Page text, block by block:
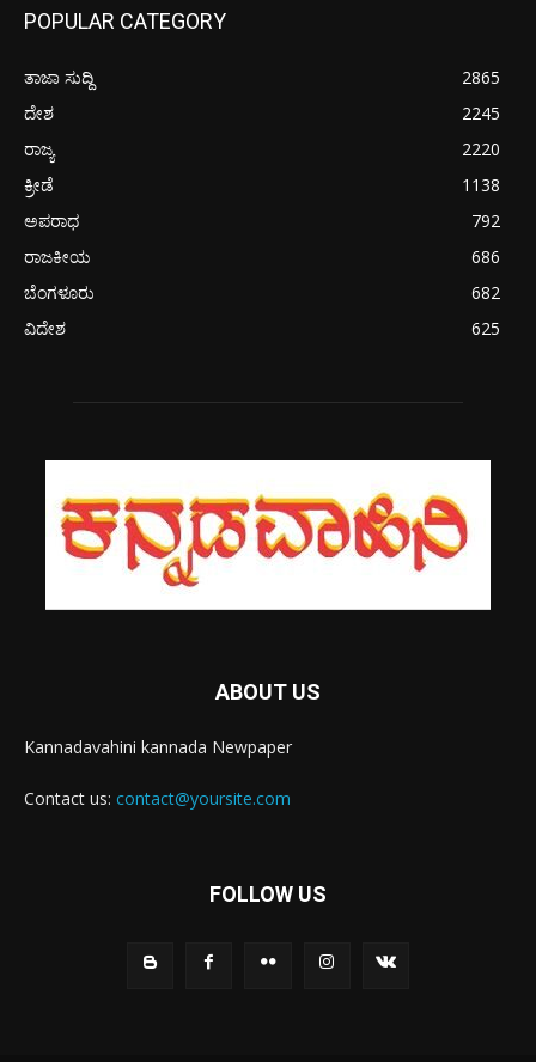
POPULAR CATEGORY
ತಾಜಾ ಸುದ್ದಿ
2865
ದೇಶ
2245
ರಾಜ್ಯ
2220
ಕ್ರೀಡೆ
1138
ಅಪರಾಧ
792
ರಾಜಕೀಯ
686
ಬೆಂಗಳೂರು
682
ವಿದೇಶ
625
ABOUT US
Kannadavahini kannada Newpaper
Contact us: contact@yoursite.com
FOLLOW US